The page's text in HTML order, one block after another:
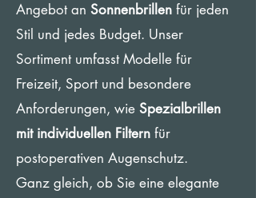
Angebot an Sonnenbrillen für jeden
Stil und jedes Budget. Unser
Sortiment umfasst Modelle für
Freizeit, Sport und besondere
Anforderungen, wie Spezialbrillen
mit individuellen Filtern für
postoperativen Augenschutz.
Ganz gleich, ob Sie eine elegante